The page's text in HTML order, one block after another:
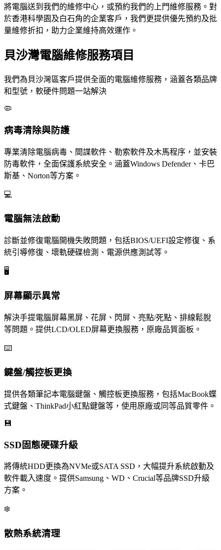
將電腦送到我們的維修中心，或預約我們的上門維修服務。對
於香港科學園及白石角的企業客戶，我們更提供優先預約及批
量維修折扣，助力企業維持高效運作。
貝沙灣電腦維修服務項目
我們為貝沙灣區客戶提供全面的電腦維修服務，涵蓋各類品牌
和型號，軟硬件問題一站解決
🦠
病毒清除與防護
專業清除電腦病毒、間諜軟件、勒索軟件及木馬程序，並安裝
防毒軟件，全面保護系統安全。涵蓋Windows Defender、卡巴
斯基、Norton等方案。
💻
電腦無法啟動
診斷並修復電腦開機失敗問題，包括BIOS/UEFI設定修復、系
統引導修復、壞軌硬碟檢測、電源供應測試等。
🖥️
屏幕顯示異常
解決手提電腦屏幕黑屏、花屏、閃屏、亮點/死點、排線鬆脫
等問題。提供LCD/OLED屏幕更換服務，原廠品質面板。
⌨️
鍵盤/觸控板更換
提供各類筆記本電腦鍵盤、觸控板更換服務，包括MacBook蝶
式鍵盤、ThinkPad小紅點鍵盤等，使用原廠或同等品質零件。
💾
SSD固態硬碟升級
將傳統HDD更換為NVMe或SATA SSD，大幅提升系統啟動及
軟件載入速度。提供Samsung、WD、Crucial等品牌SSD升級
方案。
❄️
散熱系統清理